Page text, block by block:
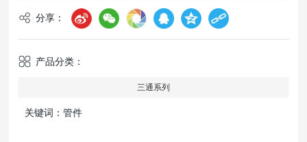
分享：
产品分类：
三通系列
关键词：管件